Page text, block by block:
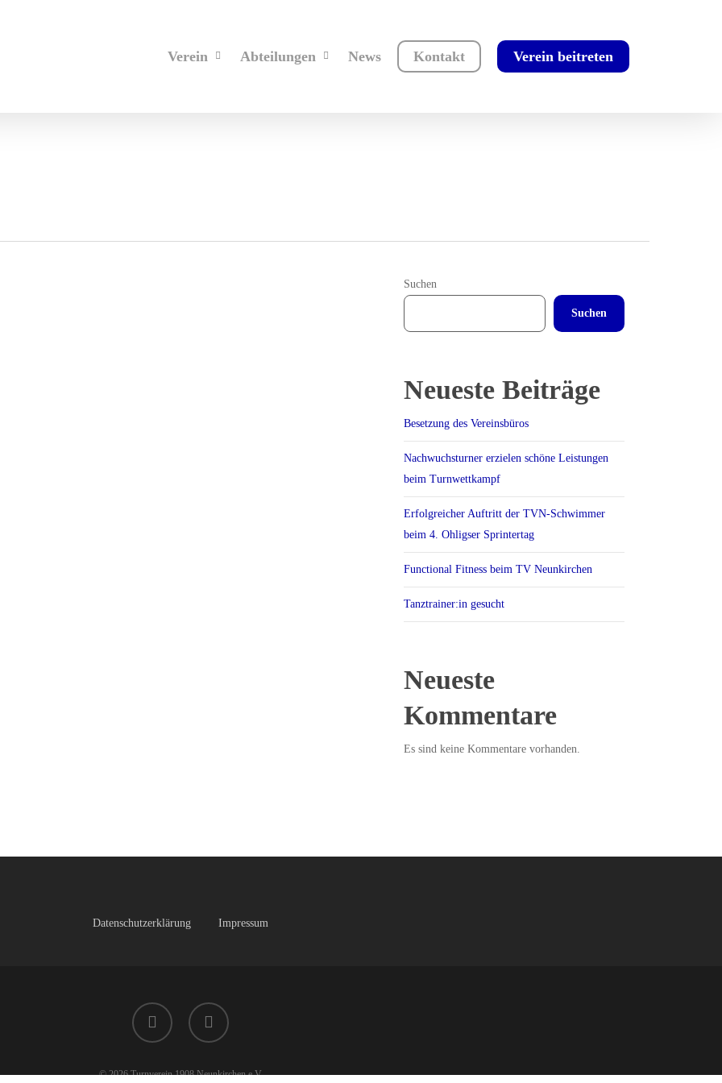
Verein Abteilungen News Kontakt Verein beitreten
Suchen
Suchen
Neueste Beiträge
Besetzung des Vereinsbüros
Nachwuchsturner erzielen schöne Leistungen
beim Turnwettkampf
Erfolgreicher Auftritt der TVN-Schwimmer
beim 4. Ohligser Sprintertag
Functional Fitness beim TV Neunkirchen
Tanztrainer:in gesucht
Neueste
Kommentare
Es sind keine Kommentare vorhanden.
Datenschutzerklärung Impressum
facebook instagram
© 2026 Turnverein 1908 Neunkirchen e.V.